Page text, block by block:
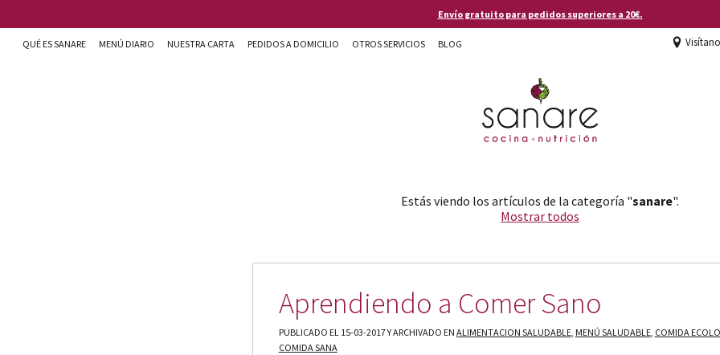
Envío gratuito para pedidos superiores a 20€.
QUÉ ES SANARE MENÚ DIARIO NUESTRA CARTA PEDIDOS A DOMICILIO OTROS SERVICIOS BLOG
Estás viendo los artículos de la categoría "sanare".
Mostrar todos
Aprendiendo a Comer Sano
PUBLICADO EL 15-03-2017 Y ARCHIVADO EN ALIMENTACION SALUDABLE, MENÚ SALUDABLE, COMIDA
COMIDA SANA